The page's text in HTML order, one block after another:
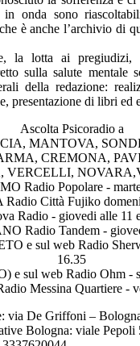
in onda sono
è anche l’archivio di
la lotta ai pregiudizi,
sulla salute mentale
della redazione:
presentazione di libri ed
Ascolta Psicoradio a
MANTOVA,
CREMONA,
VERCELLI,
Radio Popolare -
Città Fujiko
Radio - giovedi alle 11
Radio Tandem -
e sul web Radio
16.35
e sul web Radio Ohm -
Messina Quartiere -
via De Griffoni –
Bologna: viale Pepoli